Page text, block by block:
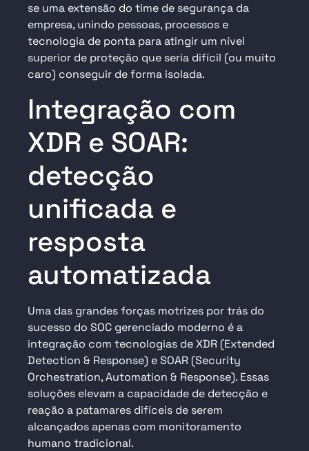
se uma extensão do time de segurança da
empresa, unindo pessoas, processos e
tecnologia de ponta para atingir um nível
superior de proteção que seria difícil (ou muito
caro) conseguir de forma isolada.
Integração com
XDR e SOAR:
detecção
unificada e
resposta
automatizada
Uma das grandes forças motrizes por trás do
sucesso do SOC gerenciado moderno é a
integração com tecnologias de XDR (Extended
Detection & Response) e SOAR (Security
Orchestration, Automation & Response). Essas
soluções elevam a capacidade de detecção e
reação a patamares difíceis de serem
alcançados apenas com monitoramento
humano tradicional.